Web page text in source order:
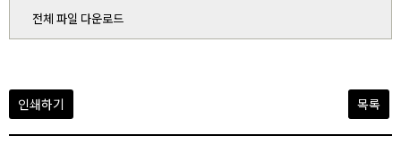
전체 파일 다운로드
인쇄하기 목록